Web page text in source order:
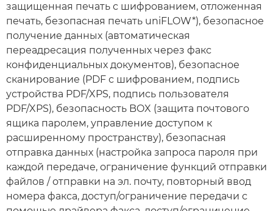
защищенная печать с шифрованием, отложенная
печать, безопасная печать uniFLOW*), безопасное
получение данных (автоматическая
переадресация полученных через факс
конфиденциальных документов), безопасное
сканирование (PDF с шифрованием, подпись
устройства PDF/XPS, подпись пользователя
PDF/XPS), безопасность BOX (защита почтового
ящика паролем, управление доступом к
расширенному пространству), безопасная
отправка данных (настройка запроса пароля при
каждой передаче, ограничение функций отправки
файлов / отправки на эл. почту, повторный ввод
номера факса, доступ/ограничение передачи с